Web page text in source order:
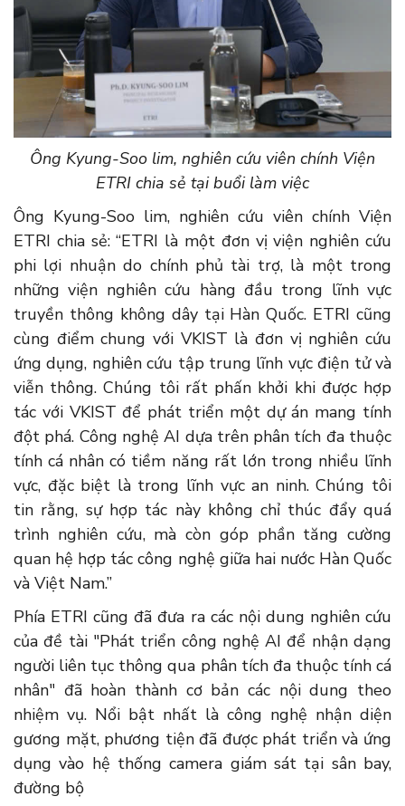
Ông Kyung-Soo lim, nghiên cứu viên chính Viện
ETRI chia sẻ tại buổi làm việc
Ông Kyung-Soo lim, nghiên cứu viên chính Viện
ETRI chia sẻ: “ETRI là một đơn vị viện nghiên cứu
phi lợi nhuận do chính phủ tài trợ, là một trong
những viện nghiên cứu hàng đầu trong lĩnh vực
truyền thông không dây tại Hàn Quốc. ETRI cũng
cùng điểm chung với VKIST là đơn vị nghiên cứu
ứng dụng, nghiên cứu tập trung lĩnh vực điện tử và
viễn thông. Chúng tôi rất phấn khởi khi được hợp
tác với VKIST để phát triển một dự án mang tính
đột phá. Công nghệ AI dựa trên phân tích đa thuộc
tính cá nhân có tiềm năng rất lớn trong nhiều lĩnh
vực, đặc biệt là trong lĩnh vực an ninh. Chúng tôi
tin rằng, sự hợp tác này không chỉ thúc đẩy quá
trình nghiên cứu, mà còn góp phần tăng cường
quan hệ hợp tác công nghệ giữa hai nước Hàn Quốc
và Việt Nam.”
Phía ETRI cũng đã đưa ra các nội dung nghiên cứu
của đề tài "Phát triển công nghệ AI để nhận dạng
người liên tục thông qua phân tích đa thuộc tính cá
nhân" đã hoàn thành cơ bản các nội dung theo
nhiệm vụ. Nổi bật nhất là công nghệ nhận diện
gương mặt, phương tiện đã được phát triển và ứng
dụng vào hệ thống camera giám sát tại sân bay,
đường bộ